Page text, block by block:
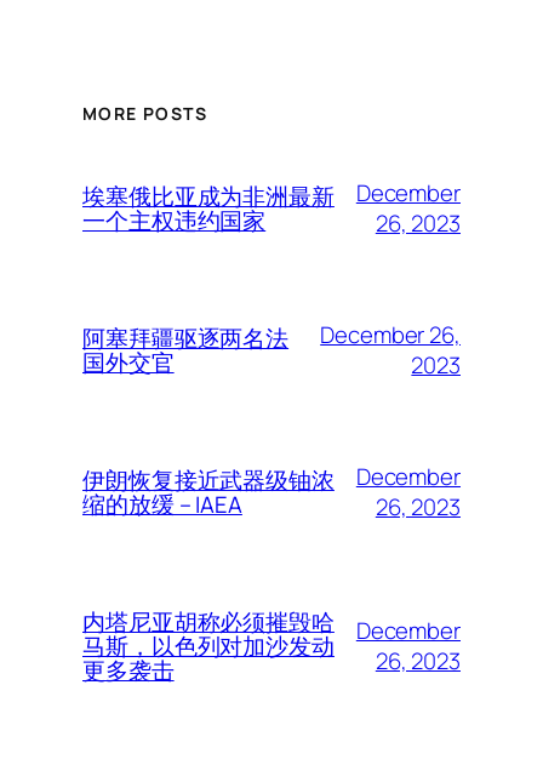
MORE POSTS
埃塞俄比亚成为非洲最新
一个主权违约国家
December
26, 2023
阿塞拜疆驱逐两名法
国外交官
December 26,
2023
伊朗恢复接近武器级铀浓
缩的放缓 – IAEA
December
26, 2023
内塔尼亚胡称必须摧毁哈
马斯，以色列对加沙发动
更多袭击
December
26, 2023